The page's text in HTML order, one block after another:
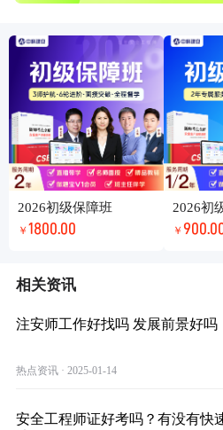
2026初级保障班
￥ 1800.00
2026初
￥
相关资讯
注安师工作好找吗 发展前景好吗
热点资讯 · 2025-01-14
安全工程师证好考吗？有没有快